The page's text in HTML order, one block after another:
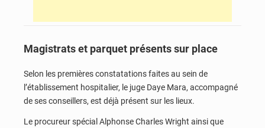
Magistrats et parquet présents sur place
Selon les premières constatations faites au sein de
l’établissement hospitalier, le juge Daye Mara, accompagné
de ses conseillers, est déjà présent sur les lieux.
Le procureur spécial Alphonse Charles Wright ainsi que